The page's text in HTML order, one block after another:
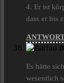
4. Er ist
dass er bis
Es hätte
wesentlich